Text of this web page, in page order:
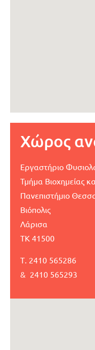
Χώρος
Εργαστήριο
Τμήμα Βιοχημείας
Πανεπιστήμιο
Βιόπολις
Λάρισα
ΤΚ 41500
Τ. 2410 565286
& 2410 565293